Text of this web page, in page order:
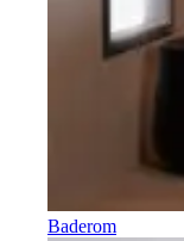
Baderom